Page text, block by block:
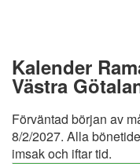
Kalender
Västra
Förväntad början av
8/2/2027. Alla
imsak och iftar tid.